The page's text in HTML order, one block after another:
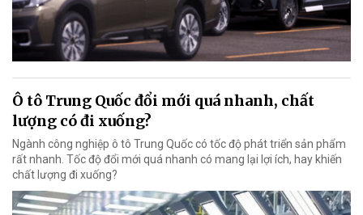
Ô tô Trung Quốc đổi mới quá nhanh, chất
lượng có đi xuống?
Ngành công nghiệp ô tô Trung Quốc có tốc độ phát triển sản phẩm
rất nhanh. Tốc độ đổi mới quá nhanh có mang lại lợi ích, hay khiến
chất lượng đi xuống?